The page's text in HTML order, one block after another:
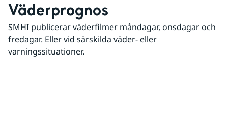
Väderprognos
SMHI publicerar väderfilmer måndagar, onsdagar och
fredagar. Eller vid särskilda väder- eller
varningssituationer.